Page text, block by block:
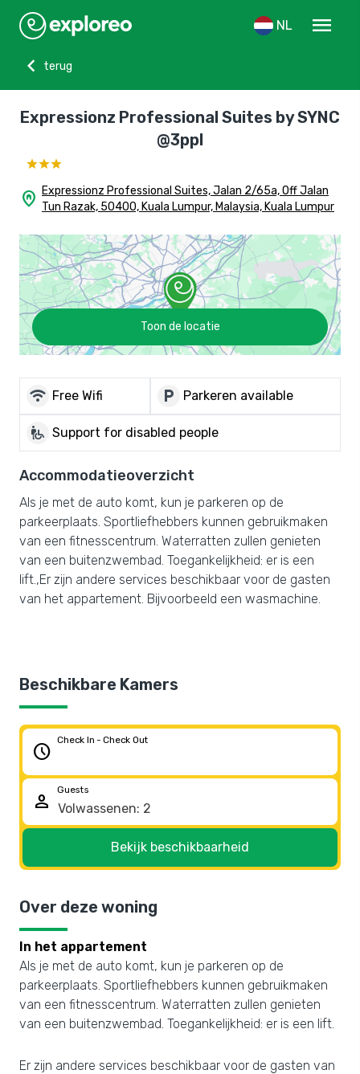
NL
menu
chevron_left
terug
Expressionz Professional Suites by SYNC
@3ppl
home_pin Expressionz Professional Suites, Jalan 2/65a, Off Jalan
Tun Razak, 50400, Kuala Lumpur, Malaysia, Kuala Lumpur
Toon de locatie
wifi Free Wifi local_parking Parkeren available
wheelchair_pickup Support for disabled people
Accommodatieoverzicht
Als je met de auto komt, kun je parkeren op de
parkeerplaats. Sportliefhebbers kunnen gebruikmaken
van een fitnesscentrum. Waterratten zullen genieten
van een buitenzwembad. Toegankelijkheid: er is een
lift.,Er zijn andere services beschikbaar voor de gasten
van het appartement. Bijvoorbeeld een wasmachine.
Beschikbare Kamers
schedule
Check In - Check Out
person
Guests
Bekijk beschikbaarheid
Over deze woning
In het appartement
Als je met de auto komt, kun je parkeren op de
parkeerplaats. Sportliefhebbers kunnen gebruikmaken
van een fitnesscentrum. Waterratten zullen genieten
van een buitenzwembad. Toegankelijkheid: er is een lift.
Er zijn andere services beschikbaar voor de gasten van